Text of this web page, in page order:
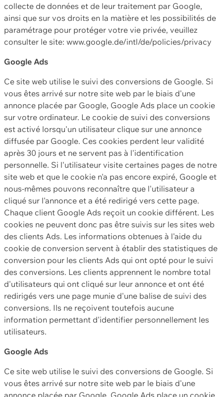
collecte de données et de leur traitement par Google,
ainsi que sur vos droits en la matière et les possibilités de
paramétrage pour protéger votre vie privée, veuillez
consulter le site: www.google.de/intl/de/policies/privacy
Google Ads
Ce site web utilise le suivi des conversions de Google. Si
vous êtes arrivé sur notre site web par le biais d'une
annonce placée par Google, Google Ads place un cookie
sur votre ordinateur. Le cookie de suivi des conversions
est activé lorsqu'un utilisateur clique sur une annonce
diffusée par Google. Ces cookies perdent leur validité
après 30 jours et ne servent pas à l'identification
personnelle. Si l'utilisateur visite certaines pages de notre
site web et que le cookie n'a pas encore expiré, Google et
nous-mêmes pouvons reconnaître que l'utilisateur a
cliqué sur l'annonce et a été redirigé vers cette page.
Chaque client Google Ads reçoit un cookie différent. Les
cookies ne peuvent donc pas être suivis sur les sites web
des clients Ads. Les informations obtenues à l'aide du
cookie de conversion servent à établir des statistiques de
conversion pour les clients Ads qui ont opté pour le suivi
des conversions. Les clients apprennent le nombre total
d'utilisateurs qui ont cliqué sur leur annonce et ont été
redirigés vers une page munie d'une balise de suivi des
conversions. Ils ne reçoivent toutefois aucune
information permettant d'identifier personnellement les
utilisateurs.
Google Ads
Ce site web utilise le suivi des conversions de Google. Si
vous êtes arrivé sur notre site web par le biais d'une